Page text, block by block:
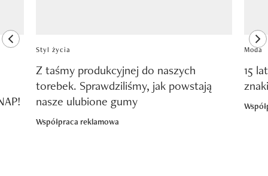
previous element
Styl życia
Z taśmy produkcyjnej do naszych
torebek. Sprawdziliśmy, jak powstają
nasze ulubione gumy
Współpraca reklamowa
Moda
15